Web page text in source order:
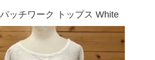
ッチワーク トップス White